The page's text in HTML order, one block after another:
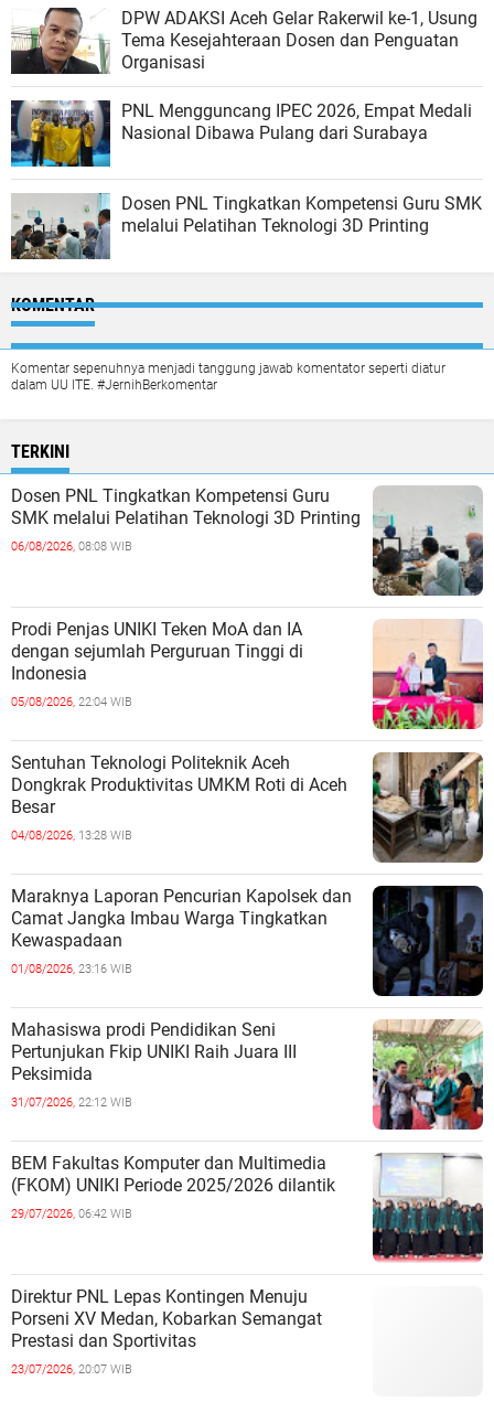
DPW ADAKSI Aceh Gelar Rakerwil ke-1, Usung
Tema Kesejahteraan Dosen dan Penguatan
Organisasi
PNL Mengguncang IPEC 2026, Empat Medali
Nasional Dibawa Pulang dari Surabaya
Dosen PNL Tingkatkan Kompetensi Guru SMK
melalui Pelatihan Teknologi 3D Printing
KOMENTAR
Komentar sepenuhnya menjadi tanggung jawab komentator seperti diatur
dalam UU ITE. #JernihBerkomentar
TERKINI
Dosen PNL Tingkatkan Kompetensi Guru
SMK melalui Pelatihan Teknologi 3D Printing
06/08/2026, 08:08 WIB
Prodi Penjas UNIKI Teken MoA dan IA
dengan sejumlah Perguruan Tinggi di
Indonesia
05/08/2026, 22:04 WIB
Sentuhan Teknologi Politeknik Aceh
Dongkrak Produktivitas UMKM Roti di Aceh
Besar
04/08/2026, 13:28 WIB
Maraknya Laporan Pencurian Kapolsek dan
Camat Jangka Imbau Warga Tingkatkan
Kewaspadaan
01/08/2026, 23:16 WIB
Mahasiswa prodi Pendidikan Seni
Pertunjukan Fkip UNIKI Raih Juara III
Peksimida
31/07/2026, 22:12 WIB
BEM Fakultas Komputer dan Multimedia
(FKOM) UNIKI Periode 2025/2026 dilantik
29/07/2026, 06:42 WIB
Direktur PNL Lepas Kontingen Menuju
Porseni XV Medan, Kobarkan Semangat
Prestasi dan Sportivitas
23/07/2026, 20:07 WIB